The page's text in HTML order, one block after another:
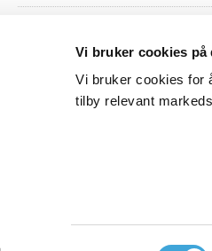
Vi bruker cookies på
Vi bruker cookies for
tilby relevant
utførelse, endring og vedlikehold av
elektriske lavspenningsanlegg